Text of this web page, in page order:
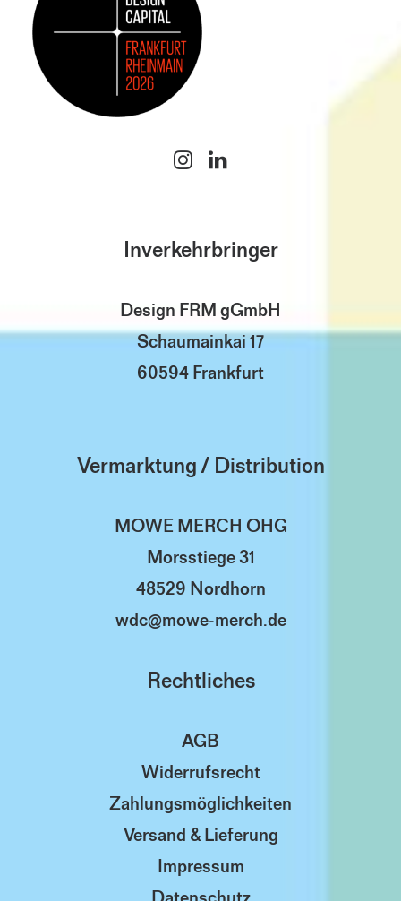
Inverkehrbringer
Design FRM gGmbH
Schaumainkai 17
60594 Frankfurt
Vermarktung / Distribution
MOWE MERCH OHG
Morsstiege 31
48529 Nordhorn
wdc@mowe-merch.de
Rechtliches
AGB
Widerrufsrecht
Zahlungsmöglichkeiten
Versand & Lieferung
Impressum